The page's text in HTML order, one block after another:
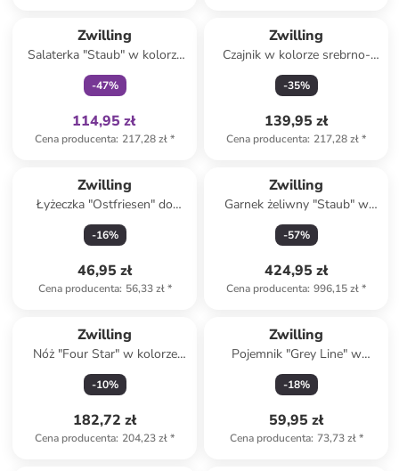
Zwilling
Salaterka "Staub" w kolorze
zielonym - Ø 24 cm
-47%
114,95 zł
Cena producenta: 217,28 zł*
Zwilling
Czajnik w kolorze srebrno-
czarnym - 1,25 l
-35%
139,95 zł
Cena producenta: 217,28 zł*
Zwilling
Łyżeczka "Ostfriesen" do
śmietany - dł. 8 cm
-16%
46,95 zł
Cena producenta: 56,33 zł*
Zwilling
Garnek żeliwny "Staub" w
kolorze zielonym - Ø 20 cm
-57%
424,95 zł
Cena producenta: 996,15 zł*
Zwilling
Nóż "Four Star" w kolorze
czarnym do warzyw - dł. 7 cm
-10%
182,72 zł
Cena producenta: 204,23 zł*
Zwilling
Pojemnik "Grey Line" w
kolorze białym na lunch - 800
ml
-18%
59,95 zł
Cena producenta: 73,73 zł*